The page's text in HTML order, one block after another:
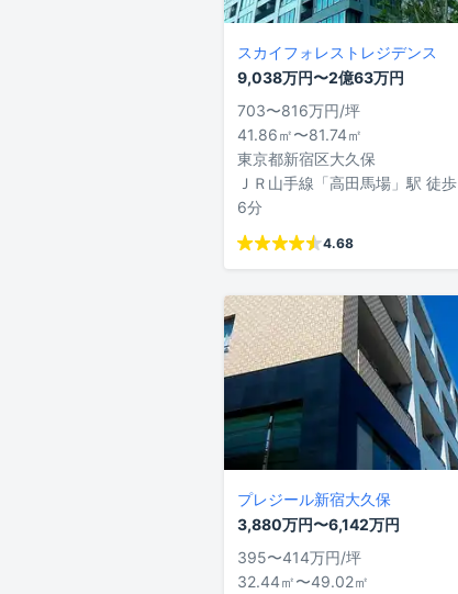
スカイフォレストレジデンス
9,038万円〜2億63万円
703〜816万円/坪
41.86㎡〜81.74㎡
東京都新宿区大久保
ＪＲ山手線「高田馬場」駅 徒歩
6分
4.68
プレジール新宿大久保
3,880万円〜6,142万円
395〜414万円/坪
32.44㎡〜49.02㎡